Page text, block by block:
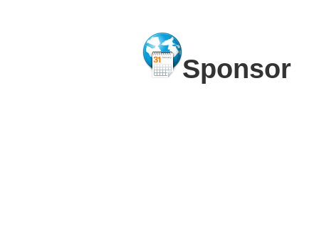
Sponsor